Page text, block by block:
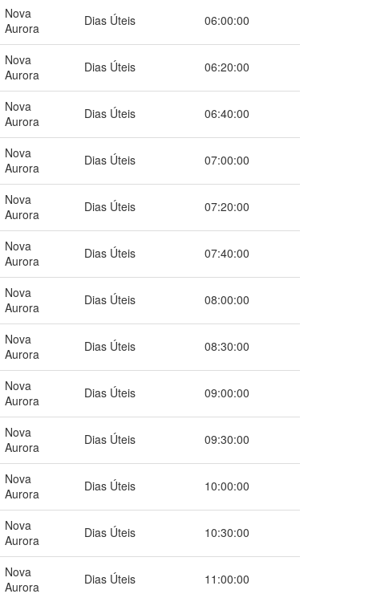
Nova
Aurora
Dias Úteis 06:00:00
Nova
Aurora
Dias Úteis 06:20:00
Nova
Aurora
Dias Úteis 06:40:00
Nova
Aurora
Dias Úteis 07:00:00
Nova
Aurora
Dias Úteis 07:20:00
Nova
Aurora
Dias Úteis 07:40:00
Nova
Aurora
Dias Úteis 08:00:00
Nova
Aurora
Dias Úteis 08:30:00
Nova
Aurora
Dias Úteis 09:00:00
Nova
Aurora
Dias Úteis 09:30:00
Nova
Aurora
Dias Úteis 10:00:00
Nova
Aurora
Dias Úteis 10:30:00
Nova
Aurora
Dias Úteis 11:00:00